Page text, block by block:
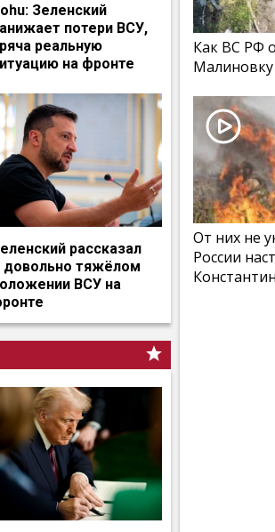
Зеленский
потери ВСУ,
реальную
на фронте
рассказал
довольно тяжёлом
ВСУ на
Как ВС РФ
Малиновку
От них не
России